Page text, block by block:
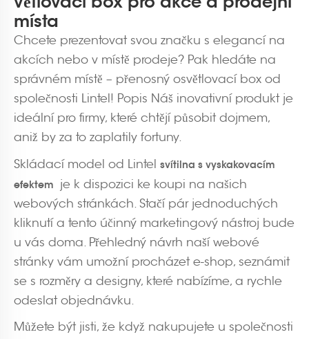
místa
Chcete prezentovat svou značku s elegancí na
akcích nebo v místě prodeje? Pak hledáte na
správném místě – přenosný osvětlovací box od
společnosti Lintel! Popis Náš inovativní produkt je
ideální pro firmy, které chtějí působit dojmem,
aniž by za to zaplatily fortuny.
Skládací model od Lintel svítilna s vyskakovacím
efektem
je k dispozici ke koupi na našich
webových stránkách. Stačí pár jednoduchých
kliknutí a tento účinný marketingový nástroj bude
u vás doma. Přehledný návrh naší webové
stránky vám umožní procházet e-shop, seznámit
se s rozměry a designy, které nabízíme, a rychle
odeslat objednávku.
Můžete být jisti, že když nakupujete u společnosti